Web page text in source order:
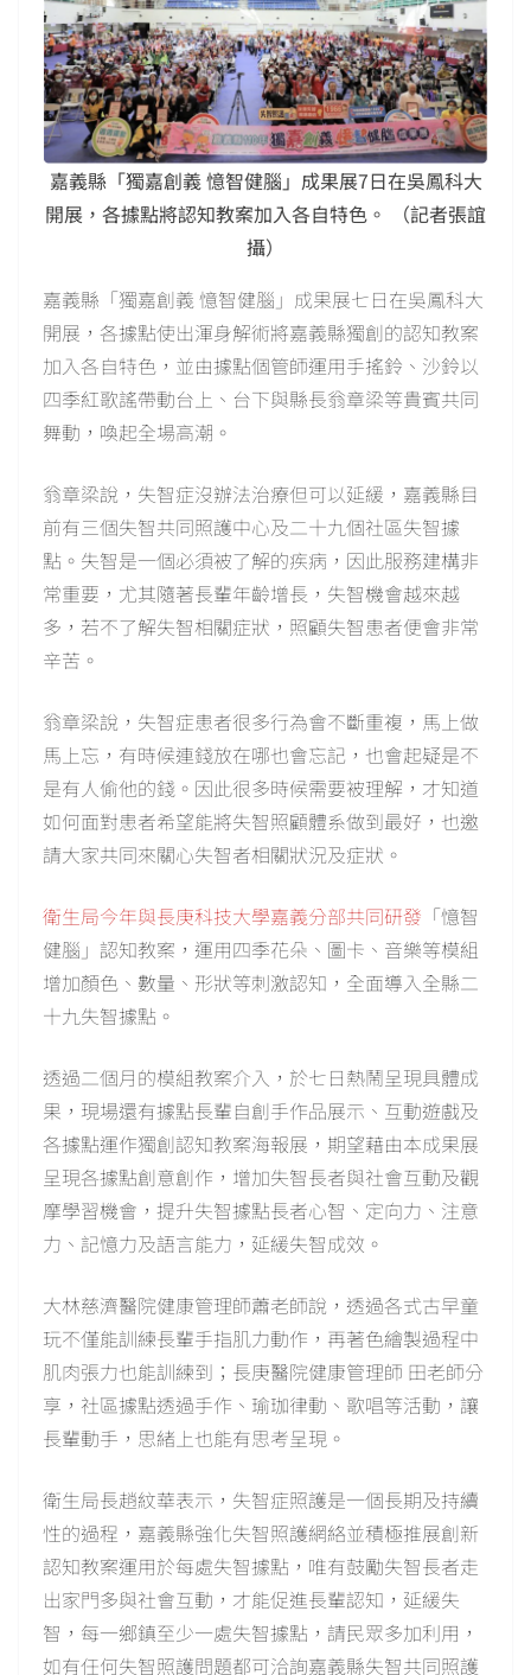
嘉義縣「獨嘉創義 憶智健腦」成果展7日在吳鳳科大
開展，各據點將認知教案加入各自特色。 （記者張誼
攝）
嘉義縣「獨嘉創義 憶智健腦」成果展七日在吳鳳科大
開展，各據點使出渾身解術將嘉義縣獨創的認知教案
加入各自特色，並由據點個管師運用手搖鈴、沙鈴以
四季紅歌謠帶動台上、台下與縣長翁章梁等貴賓共同
舞動，喚起全場高潮。
翁章梁說，失智症沒辦法治療但可以延緩，嘉義縣目
前有三個失智共同照護中心及二十九個社區失智據
點。失智是一個必須被了解的疾病，因此服務建構非
常重要，尤其隨著長輩年齡增長，失智機會越來越
多，若不了解失智相關症狀，照顧失智患者便會非常
辛苦。
翁章梁說，失智症患者很多行為會不斷重複，馬上做
馬上忘，有時候連錢放在哪也會忘記，也會起疑是不
是有人偷他的錢。因此很多時候需要被理解，才知道
如何面對患者希望能將失智照顧體系做到最好，也邀
請大家共同來關心失智者相關狀況及症狀。
衛生局今年與長庚科技大學嘉義分部共同研發 「憶智
健腦」認知教案，運用四季花朵、圖卡、音樂等模組
增加顏色、數量、形狀等刺激認知，全面導入全縣二
十九失智據點。
透過二個月的模組教案介入，於七日熱鬧呈現具體成
果，現場還有據點長輩自創手作品展示、互動遊戲及
各據點運作獨創認知教案海報展，期望藉由本成果展
呈現各據點創意創作，增加失智長者與社會互動及觀
摩學習機會，提升失智據點長者心智、定向力、注意
力、記憶力及語言能力，延緩失智成效。
大林慈濟醫院健康管理師蕭老師說，透過各式古早童
玩不僅能訓練長輩手指肌力動作，再著色繪製過程中
肌肉張力也能訓練到；長庚醫院健康管理師 田老師分
享，社區據點透過手作、瑜珈律動、歌唱等活動，讓
長輩動手，思緒上也能有思考呈現。
衛生局長趙紋華表示，失智症照護是一個長期及持續
性的過程，嘉義縣強化失智照護網絡並積極推展創新
認知教案運用於每處失智據點，唯有鼓勵失智長者走
出家門多與社會互動，才能促進長輩認知，延緩失
智，每一鄉鎮至少一處失智據點，請民眾多加利用，
如有任何失智照護問題都可洽詢嘉義縣失智共同照護